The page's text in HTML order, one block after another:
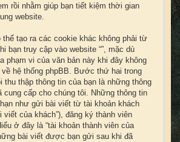
rồi nhằm giúp bạn tiết kiệm thời gian
website.
thể tạo ra các cookie khác không phải từ
bạn truy cập vào website “”, mặc dù
phạm vi của văn bản này khi đây không
về hệ thống phpBB. Bước thứ hai trong
thu thập thông tin của bạn là những thông
cung cấp cho chúng tôi. Những thông tin
như gửi bài viết từ tài khoản khách
viết của khách”), đăng ký thành viên
ở đây là “tài khoản thành viên của
bài viết được bạn gửi sau khi đã